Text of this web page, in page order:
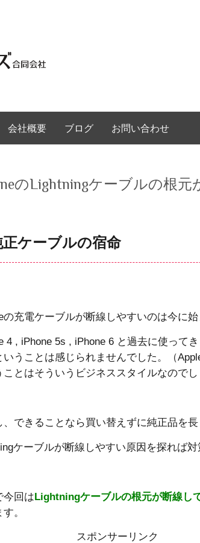
会社概要 ブログ お問い合わせ
のLightningケーブルの根
正ケーブルの宿命
の充電ケーブルが断線しやすいのは今に
4 , iPhone 5s , iPhone 6 と過去に使って
いうことは感じられませんでした。（
ことはそういうビジネススタイルなのでし
、できることなら買い替えずに純正品を
ケーブルが断線しやすい原因を探れば
今回はLightningケーブルの根元が断線し
。
スポンサーリンク